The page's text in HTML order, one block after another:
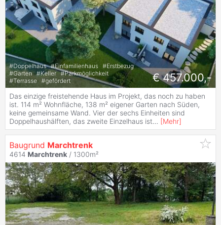
#Doppelhaus #Einfamilienhaus #Erstbezug
#Garten #Keller #Parkmöglichkeit
#Terrasse #gefördert € 457.000,-
Das einzige freistehende Haus im Projekt, das noch zu haben
ist. 114 m² Wohnfläche, 138 m² eigener Garten nach Süden,
keine gemeinsame Wand. Vier der sechs Einheiten sind
Doppelhaushälften, das zweite Einzelhaus ist... [Mehr]
Baugrund Marchtrenk
4614 Marchtrenk / 1300m²